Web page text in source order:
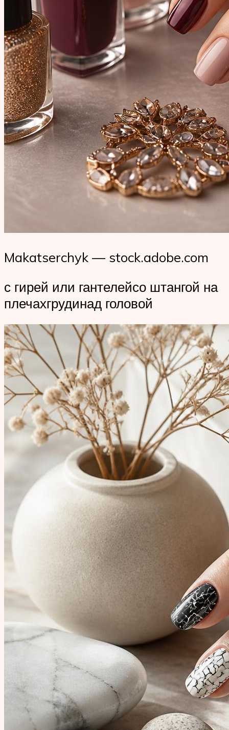
Makatserchyk — stock.adobe.com
с гирей или гантелейсо штангой на
плечахгрудинад головой